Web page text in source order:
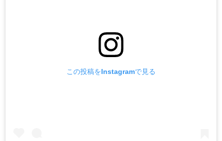
この投稿をInstagramで見る